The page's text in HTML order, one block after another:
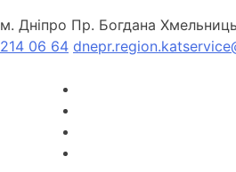
м. Дніпро Пр. Богдана
214 06 64